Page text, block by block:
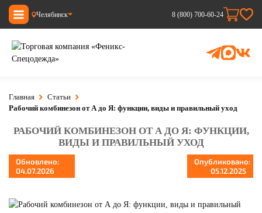
Челябинск 8 (800) 700-60-24
Главная
Статьи
Рабочий комбинезон от А до Я: функции, виды и правильный уход
РАБОЧИЙ КОМБИНЕЗОН ОТ А ДО Я: ФУНКЦИИ,
ВИДЫ И ПРАВИЛЬНЫЙ УХОД
Обновлено:
04.07.2026
Опубликовано:
05.12.2025